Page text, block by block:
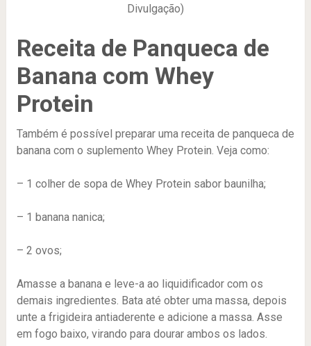
Divulgação)
Receita de Panqueca de
Banana com Whey
Protein
Também é possível preparar uma receita de panqueca de
banana com o suplemento Whey Protein. Veja como:
– 1 colher de sopa de Whey Protein sabor baunilha;
– 1 banana nanica;
– 2 ovos;
Amasse a banana e leve-a ao liquidificador com os
demais ingredientes. Bata até obter uma massa, depois
unte a frigideira antiaderente e adicione a massa. Asse
em fogo baixo, virando para dourar ambos os lados.